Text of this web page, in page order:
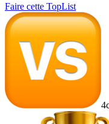
Faire cette TopList
4